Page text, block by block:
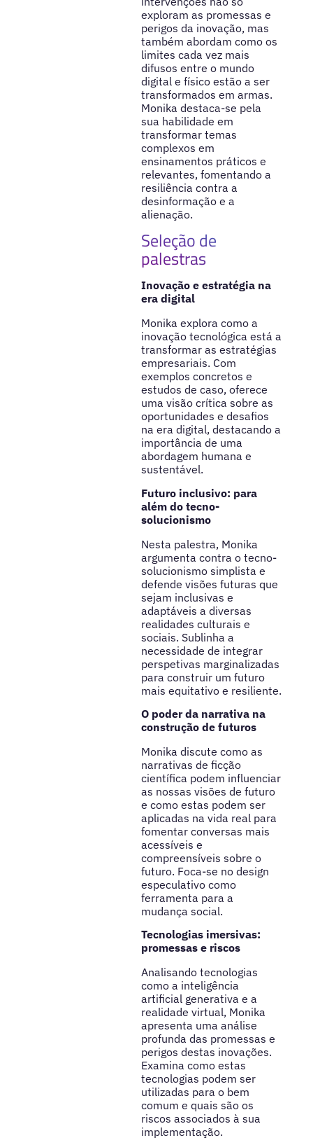
exploram as promessas e
perigos da inovação, mas
também abordam como os
limites cada vez mais
difusos entre o mundo
digital e físico estão a ser
transformados em armas.
Monika destaca-se pela
sua habilidade em
transformar temas
complexos em
ensinamentos práticos e
relevantes, fomentando a
resiliência contra a
desinformação e a
alienação.
Seleção de
palestras
Inovação e estratégia na
era digital
Monika explora como a
inovação tecnológica está a
transformar as estratégias
empresariais. Com
exemplos concretos e
estudos de caso, oferece
uma visão crítica sobre as
oportunidades e desafios
na era digital, destacando a
importância de uma
abordagem humana e
sustentável.
Futuro inclusivo: para
além do tecno-
solucionismo
Nesta palestra, Monika
argumenta contra o tecno-
solucionismo simplista e
defende visões futuras que
sejam inclusivas e
adaptáveis a diversas
realidades culturais e
sociais. Sublinha a
necessidade de integrar
perspetivas marginalizadas
para construir um futuro
mais equitativo e resiliente.
O poder da narrativa na
construção de futuros
Monika discute como as
narrativas de ficção
científica podem influenciar
as nossas visões de futuro
e como estas podem ser
aplicadas na vida real para
fomentar conversas mais
acessíveis e
compreensíveis sobre o
futuro. Foca-se no design
especulativo como
ferramenta para a
mudança social.
Tecnologias imersivas:
promessas e riscos
Analisando tecnologias
como a inteligência
artificial generativa e a
realidade virtual, Monika
apresenta uma análise
profunda das promessas e
perigos destas inovações.
Examina como estas
tecnologias podem ser
utilizadas para o bem
comum e quais são os
riscos associados à sua
implementação.